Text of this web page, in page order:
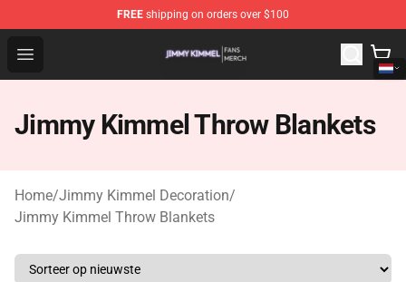
FREE shipping on orders over $100
Open menu
Jimmy Kimmel Shop - Official Jimmy Kimmel
Jimmy Kimmel Throw Blankets
Home/Jimmy Kimmel Decoration/
Jimmy Kimmel Throw Blankets